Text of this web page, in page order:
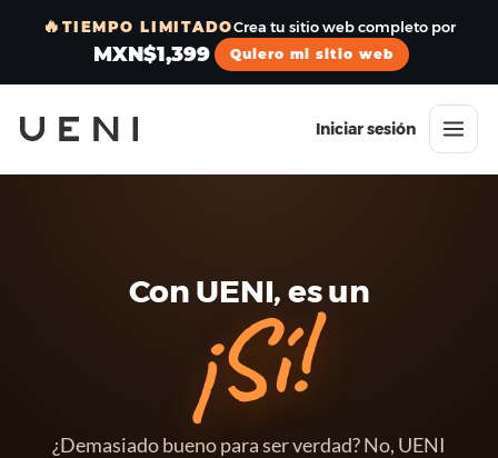
🔥 TIEMPO LIMITADOCrea tu sitio web completo por
MXN$1,399 Quiero mi sitio web
Iniciar sesión
Con UENI, es un
¡Sí!
¿Demasiado bueno para ser verdad? No, UENI